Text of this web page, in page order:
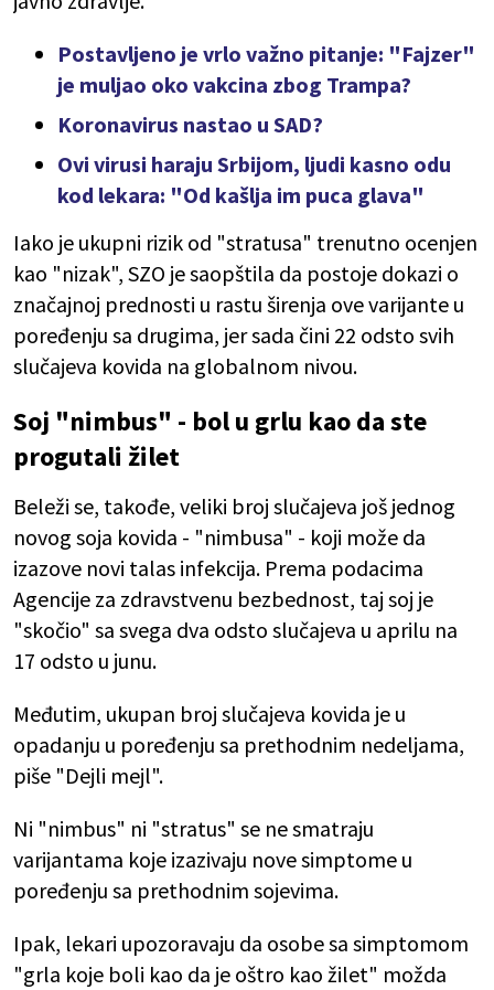
Postavljeno je vrlo važno pitanje: "Fajzer"
je muljao oko vakcina zbog Trampa?
Koronavirus nastao u SAD?
Ovi virusi haraju Srbijom, ljudi kasno odu
kod lekara: "Od kašlja im puca glava"
Iako je ukupni rizik od "stratusa" trenutno ocenjen
kao "nizak", SZO je saopštila da postoje dokazi o
značajnoj prednosti u rastu širenja ove varijante u
poređenju sa drugima, jer sada čini 22 odsto svih
slučajeva kovida na globalnom nivou.
Soj "nimbus" - bol u grlu kao da ste
progutali žilet
Beleži se, takođe, veliki broj slučajeva još jednog
novog soja kovida - "nimbusa" - koji može da
izazove novi talas infekcija. Prema podacima
Agencije za zdravstvenu bezbednost, taj soj je
"skočio" sa svega dva odsto slučajeva u aprilu na
17 odsto u junu.
Međutim, ukupan broj slučajeva kovida je u
opadanju u poređenju sa prethodnim nedeljama,
piše "Dejli mejl".
Ni "nimbus" ni "stratus" se ne smatraju
varijantama koje izazivaju nove simptome u
poređenju sa prethodnim sojevima.
Ipak, lekari upozoravaju da osobe sa simptomom
"grla koje boli kao da je oštro kao žilet" možda